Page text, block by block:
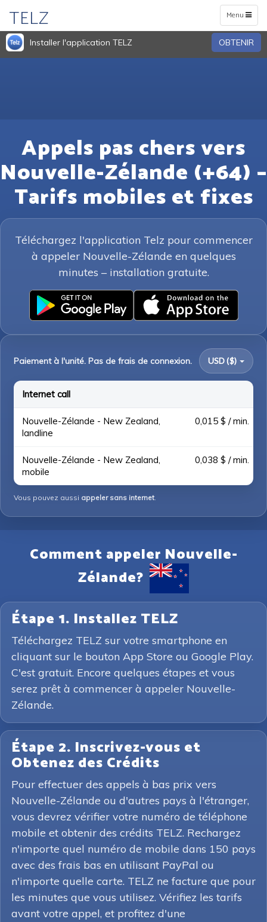
Toggle
navigation
Menu
TELZ
Installer l'application TELZ OBTENIR
Appels pas chers vers
Nouvelle-Zélande (+64) –
Tarifs mobiles et fixes
Téléchargez l'application Telz pour commencer
à appeler Nouvelle-Zélande en quelques
minutes – installation gratuite.
Paiement à l'unité. Pas de frais de connexion. USD ($)
Internet call
Nouvelle-Zélande - New Zealand,
landline
0,015 $ / min.
Nouvelle-Zélande - New Zealand,
mobile
0,038 $ / min.
Vous pouvez aussi appeler sans internet.
Comment appeler Nouvelle-
Zélande?
Étape 1. Installez TELZ
Téléchargez TELZ sur votre smartphone en
cliquant sur le bouton App Store ou Google Play.
C'est gratuit. Encore quelques étapes et vous
serez prêt à commencer à appeler Nouvelle-
Zélande.
Étape 2. Inscrivez-vous et
Obtenez des Crédits
Pour effectuer des appels à bas prix vers
Nouvelle-Zélande ou d'autres pays à l'étranger,
vous devrez vérifier votre numéro de téléphone
mobile et obtenir des crédits TELZ. Rechargez
n'importe quel numéro de mobile dans 150 pays
avec des frais bas en utilisant PayPal ou
n'importe quelle carte. TELZ ne facture que pour
les minutes que vous utilisez. Vérifiez les tarifs
avant votre appel, et profitez d'une